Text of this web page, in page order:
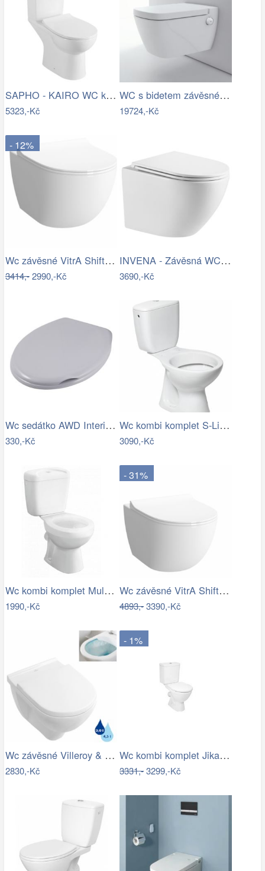
SAPHO - KAIRO WC kombi, zadní odpad,…
5323,-Kč
WC s bidetem závěsné Tece TECEone…
19724,-Kč
- 12%
Wc závěsné VitrA Shift zadní odpad RN010
3414,-2990,-Kč
INVENA - Závěsná WC mísa LIMNOS /VÍROVÉ…
3690,-Kč
Wc sedátko AWD Interior polypropylen…
330,-Kč
Wc kombi komplet S-Line Pro spodní…
3090,-Kč
Wc kombi komplet Multi Eur zadní odpad…
1990,-Kč
- 31%
Wc závěsné VitrA Shift zadní odpad…
4893,-3390,-Kč
Wc závěsné Villeroy & Boch O.Novo zadní…
2830,-Kč
- 1%
Wc kombi komplet Jika Lyra Plus šikmý…
3331,-3299,-Kč